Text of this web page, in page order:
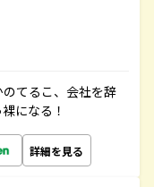
のてるこ、会社を辞
になる！
詳細を見る